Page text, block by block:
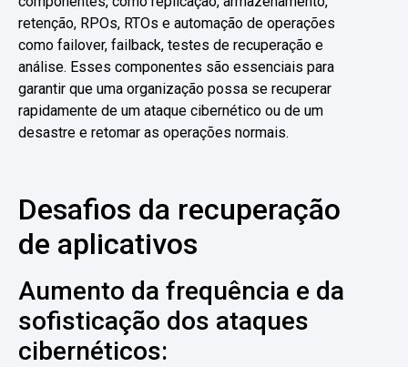
retenção, RPOs, RTOs e automação de operações
como failover, failback, testes de recuperação e
análise. Esses componentes são essenciais para
garantir que uma organização possa se recuperar
rapidamente de um ataque cibernético ou de um
desastre e retomar as operações normais.
Desafios da recuperação
de aplicativos
Aumento da frequência e da
sofisticação dos ataques
cibernéticos: